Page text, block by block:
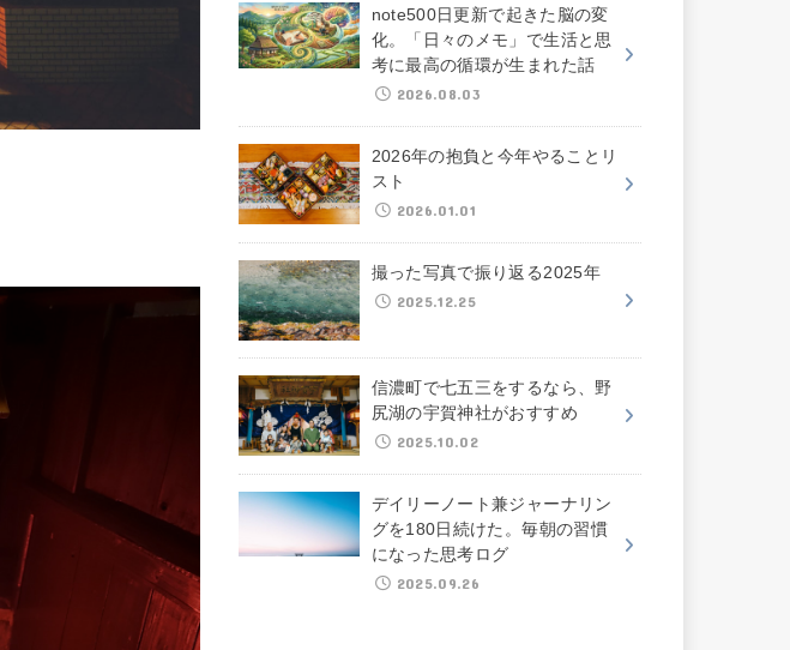
note500日更新で起きた脳の変
化。「日々のメモ」で生活と思
考に最高の循環が生まれた話
2026.08.03
2026年の抱負と今年やることリ
スト
2026.01.01
撮った写真で振り返る2025年
2025.12.25
信濃町で七五三をするなら、野
尻湖の宇賀神社がおすすめ
2025.10.02
デイリーノート兼ジャーナリン
グを180日続けた。毎朝の習慣
になった思考ログ
2025.09.26